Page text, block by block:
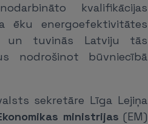
kvalifikācijas
ēku energoefektivitātes
un tuvinās Latviju tās
nodrošinot būvniecībā
sekretāre Līga Lejiņa
ministrijas (EM)